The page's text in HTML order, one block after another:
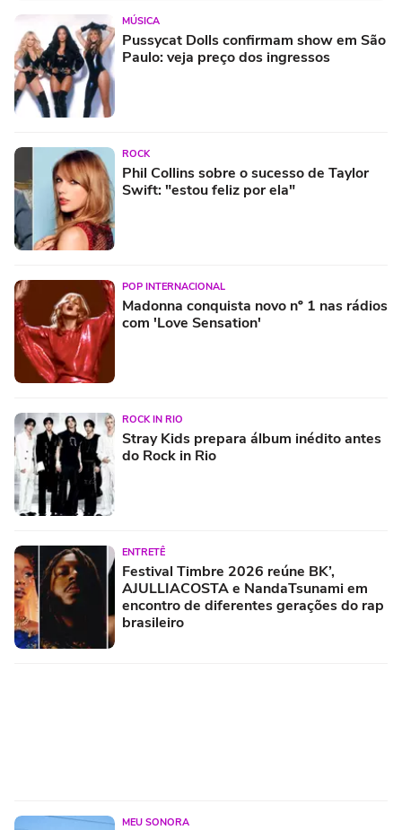
MÚSICA
Pussycat Dolls confirmam show em São
Paulo: veja preço dos ingressos
ROCK
Phil Collins sobre o sucesso de Taylor
Swift: "estou feliz por ela"
POP INTERNACIONAL
Madonna conquista novo nº 1 nas rádios
com 'Love Sensation'
ROCK IN RIO
Stray Kids prepara álbum inédito antes
do Rock in Rio
ENTRETÊ
Festival Timbre 2026 reúne BK’,
AJULLIACOSTA e NandaTsunami em
encontro de diferentes gerações do rap
brasileiro
MEU SONORA